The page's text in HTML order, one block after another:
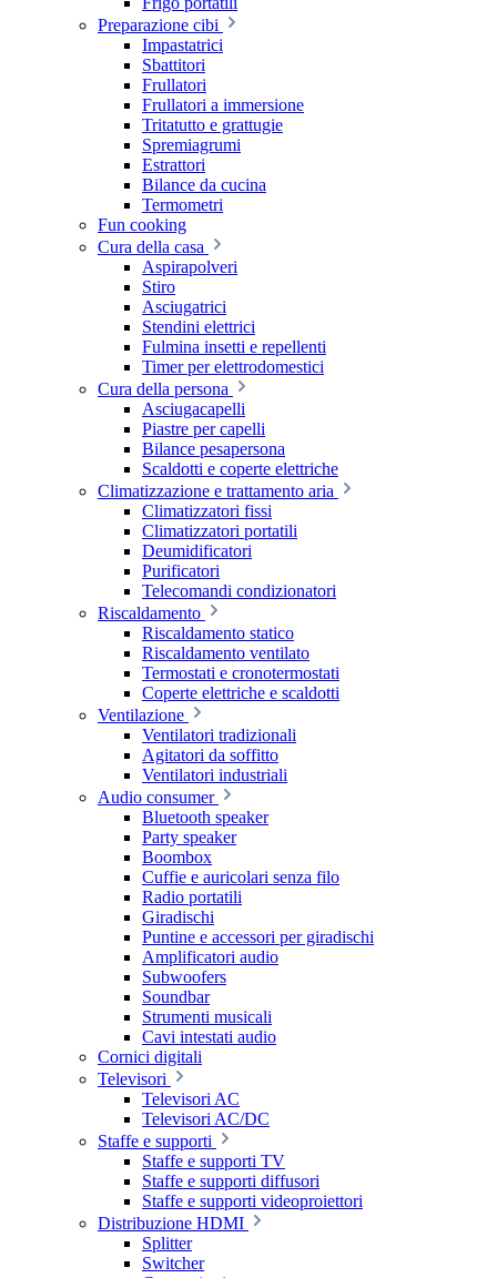
Preparazione cibi
Impastatrici
Sbattitori
Frullatori
Frullatori a immersione
Tritatutto e grattugie
Spremiagrumi
Estrattori
Bilance da cucina
Termometri
Fun cooking
Cura della casa
Aspirapolveri
Stiro
Asciugatrici
Stendini elettrici
Fulmina insetti e repellenti
Timer per elettrodomestici
Cura della persona
Asciugacapelli
Piastre per capelli
Bilance pesapersona
Scaldotti e coperte elettriche
Climatizzazione e trattamento aria
Climatizzatori fissi
Climatizzatori portatili
Deumidificatori
Purificatori
Telecomandi condizionatori
Riscaldamento
Riscaldamento statico
Riscaldamento ventilato
Termostati e cronotermostati
Coperte elettriche e scaldotti
Ventilazione
Ventilatori tradizionali
Agitatori da soffitto
Ventilatori industriali
Audio consumer
Bluetooth speaker
Party speaker
Boombox
Cuffie e auricolari senza filo
Radio portatili
Giradischi
Puntine e accessori per giradischi
Amplificatori audio
Subwoofers
Soundbar
Strumenti musicali
Cavi intestati audio
Cornici digitali
Televisori
Televisori AC
Televisori AC/DC
Staffe e supporti
Staffe e supporti TV
Staffe e supporti diffusori
Staffe e supporti videoproiettori
Distribuzione HDMI
Splitter
Switcher